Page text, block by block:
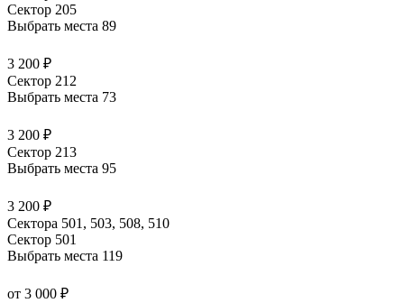
Сектор 205
Выбрать места 89
3 200 ₽
Сектор 212
Выбрать места 73
3 200 ₽
Сектор 213
Выбрать места 95
3 200 ₽
Сектора 501, 503, 508, 510
Сектор 501
Выбрать места 119
от 3 000 ₽